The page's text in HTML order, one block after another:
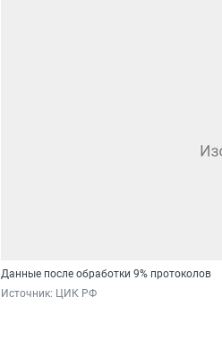
Данные после обработки 9% протоколов
Источник: ЦИК РФ